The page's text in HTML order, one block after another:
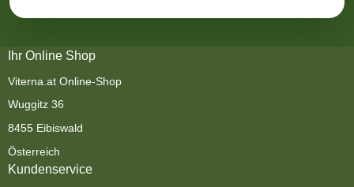
Ihr Online Shop
Viterna.at Online-Shop
Wuggitz 36
8455 Eibiswald
Österreich
Kundenservice